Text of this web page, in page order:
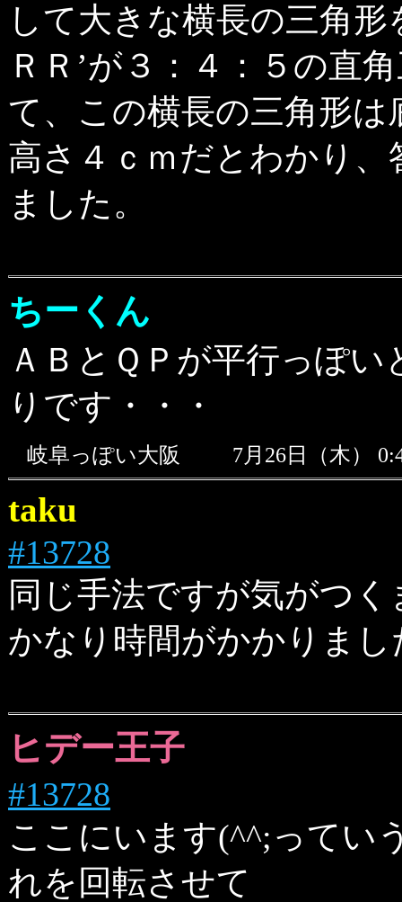
して大きな横長の三角
ＲＲ’が３：４：５の直
て、この横長の三角形は
高さ４ｃｍだとわかり
ました。
ちーくん
ＡＢとＱＰが平行っぽ
りです・・・
岐阜っぽい大阪 7月26日（木
taku
#13728
同じ手法ですが気がつく
かなり時間がかかりまし
ヒデー王子
#13728
ここにいます(^^;ってい
れを回転させて